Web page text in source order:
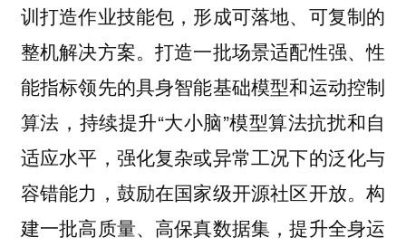
训打造作业技能包，形成可落地、可复制的
整机解决方案。打造一批场景适配性强、性
能指标领先的具身智能基础模型和运动控制
算法，持续提升“大小脑”模型算法抗扰和自
适应水平，强化复杂或异常工况下的泛化与
容错能力，鼓励在国家级开源社区开放。构
建一批高质量、高保真数据集，提升全身运